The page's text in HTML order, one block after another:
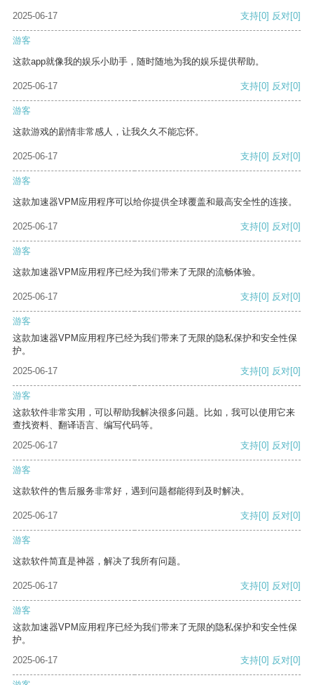
2025-06-17 支持[0] 反对[0]
游客
这款app就像我的娱乐小助手，随时随地为我的娱乐提供帮助。
2025-06-17 支持[0] 反对[0]
游客
这款游戏的剧情非常感人，让我久久不能忘怀。
2025-06-17 支持[0] 反对[0]
游客
这款加速器VPM应用程序可以给你提供全球覆盖和最高安全性的连接。
2025-06-17 支持[0] 反对[0]
游客
这款加速器VPM应用程序已经为我们带来了无限的流畅体验。
2025-06-17 支持[0] 反对[0]
游客
这款加速器VPM应用程序已经为我们带来了无限的隐私保护和安全性保
护。
2025-06-17
支持[0] 反对[0]
游客
这款软件非常实用，可以帮助我解决很多问题。比如，我可以使用它来
查找资料、翻译语言、编写代码等。
2025-06-17
支持[0] 反对[0]
游客
这款软件的售后服务非常好，遇到问题都能得到及时解决。
2025-06-17 支持[0] 反对[0]
游客
这款软件简直是神器，解决了我所有问题。
2025-06-17 支持[0] 反对[0]
游客
这款加速器VPM应用程序已经为我们带来了无限的隐私保护和安全性保
护。
2025-06-17
支持[0] 反对[0]